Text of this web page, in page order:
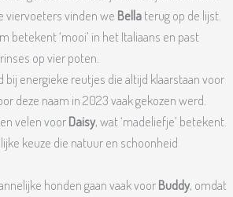
viervoeters vinden we Bellaterug op de lijst.
betekent ‘mooi’ in het Italiaans en past
op vier poten.
bij energieke reutjes die altijd klaarstaan voor
deze naam in 2023 vaak gekozen werd.
velen voorDaisy, wat ‘madeliefje’ betekent.
keuze die natuur en schoonheid
honden gaan vaak voorBuddy, omdat